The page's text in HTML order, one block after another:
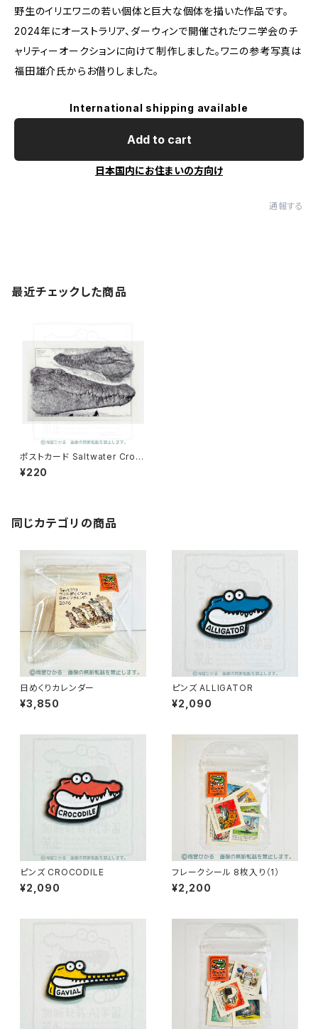
野生のイリエワニの若い個体と巨大な個体を描いた作品です。
2024年にオーストラリア、ダーウィンで開催されたワニ学会のチ
ャリティーオークションに向けて制作しました。ワニの参考写真は
福田雄介氏からお借りしました。
International shipping available
Add to cart
日本国内にお住まいの方向け
通報する
最近チェックした商品
ポストカード Saltwater Croc
odile
¥220
同じカテゴリの商品
日めくりカレンダー
¥3,850
ピンズ ALLIGATOR
¥2,090
ピンズ CROCODILE
¥2,090
フレークシール 8枚入り（1）
¥2,200